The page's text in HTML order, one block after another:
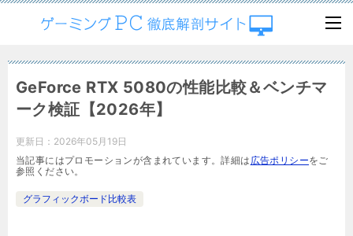
GeForce RTX 5080の性能比較＆ベンチマ
ーク検証【2026年】
更新日： 2026年05月19日
当記事にはプロモーションが含まれています。詳細は 広告ポリシーをご
参照ください。
グラフィックボード比較表